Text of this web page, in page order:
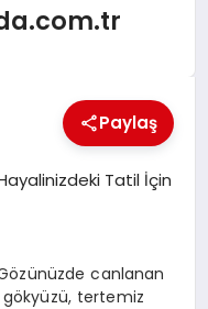
Paylaş
canlanan
tertemiz